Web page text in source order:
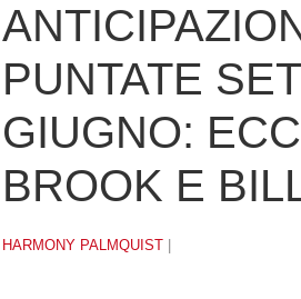
PUNTATE
GIUGNO:
BROOK E
HARMONY PALMQUIST